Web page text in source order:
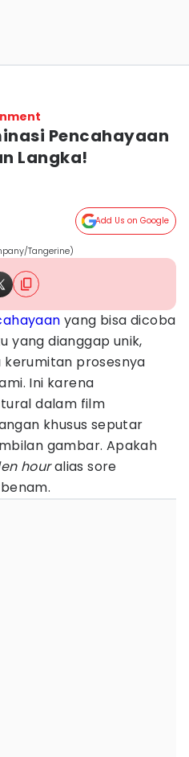
Pencahayaan
Langka!
Add Us on Google
Tangerine)
yang bisa dicoba
yang dianggap unik,
prosesnya
Ini karena
dalam film
khusus seputar
gambar. Apakah
houralias sore